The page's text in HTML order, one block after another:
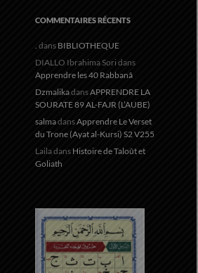
COMMENTAIRES RÉCENTS
dans BIBLIOTHEQUE
DIALLO Ibrahima Sori dans
Apprendre les 40 Rabbanâ
DzmalikadansAPPRENDRE LA
SOURATE 89 AL-FAJR (L’AUBE)
salmadansApprendre Le Verset
du Trone (Ayat al-Kursi) S2 V255
Lailadans Histoire de Taloût et
Goliath